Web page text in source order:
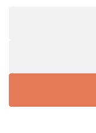
Protection des